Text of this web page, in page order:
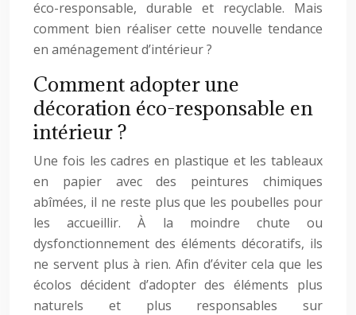
éco-responsable, durable et recyclable. Mais
comment bien réaliser cette nouvelle tendance
en aménagement d’intérieur ?
Comment adopter une
décoration éco-responsable en
intérieur ?
Une fois les cadres en plastique et les tableaux
en papier avec des peintures chimiques
abîmées, il ne reste plus que les poubelles pour
les accueillir. À la moindre chute ou
dysfonctionnement des éléments décoratifs, ils
ne servent plus à rien. Afin d’éviter cela que les
écolos décident d’adopter des éléments plus
naturels et plus responsables sur